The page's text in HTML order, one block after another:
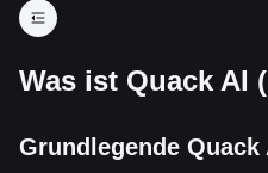
Was ist Quack AI
Grundlegende Quack